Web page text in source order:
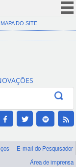
(COVID-19)
Canais
MAPA DO SITE
E-mail do Pesquisador
Área de imprensa